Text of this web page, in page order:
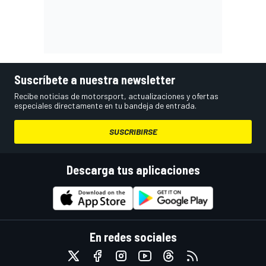
Suscríbete a nuestra newsletter
Recibe noticias de motorsport, actualizaciones y ofertas
especiales directamente en tu bandeja de entrada.
SUSCRIBIRSE
Descarga tus aplicaciones
En redes sociales